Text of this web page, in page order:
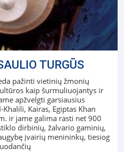
TURGŪS
pažinti vietinių žmonių
kaip šurmuliuojantys ir
apžvelgti garsiausius
Kairas, Egiptas Khan
ir jame galima rasti net 900
dirbinių, žalvario gaminių,
įvairių menininkų, tiesiog